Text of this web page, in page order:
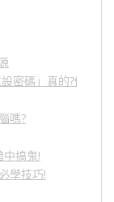
密碼」真的?假的?5
嗎?
搞鬼!
學技巧!